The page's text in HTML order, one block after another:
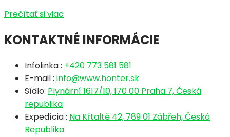
Prečítať si viac
KONTAKTNÉ INFORMÁCIE
Infolinka : +420 773 581 581
E-mail : info@www.honter.sk
Sídlo: Plynární 1617/10, 170 00 Praha 7, Česká
republika
Expedícia : Na Křtaltě 42, 789 01 Zábřeh, Česká
Republika